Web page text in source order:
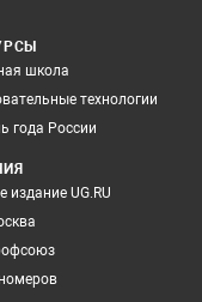
школа
технологии
года России
издание UG.RU